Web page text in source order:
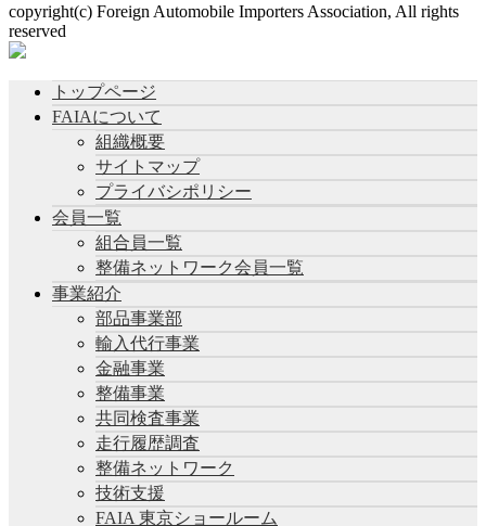
copyright(c) Foreign Automobile Importers Association, All rights
reserved
トップページ
FAIAについて
組織概要
サイトマップ
プライバシポリシー
会員一覧
組合員一覧
整備ネットワーク会員一覧
事業紹介
部品事業部
輸入代行事業
金融事業
整備事業
共同検査事業
走行履歴調査
整備ネットワーク
技術支援
FAIA 東京ショールーム